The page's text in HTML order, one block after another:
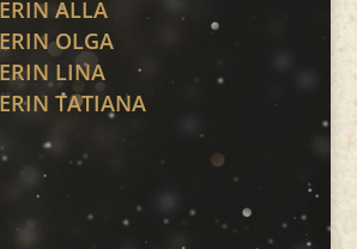
ALLA
OLGA
LINA
TATIANA